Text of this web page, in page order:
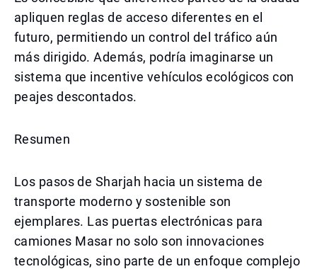
apliquen reglas de acceso diferentes en el
futuro, permitiendo un control del tráfico aún
más dirigido. Además, podría imaginarse un
sistema que incentive vehículos ecológicos con
peajes descontados.
Resumen
Los pasos de Sharjah hacia un sistema de
transporte moderno y sostenible son
ejemplares. Las puertas electrónicas para
camiones Masar no solo son innovaciones
tecnológicas, sino parte de un enfoque complejo